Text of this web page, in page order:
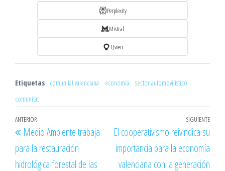
Perplexity
Mistral
Qwen
Etiquetas comunitat valenciana economía
sector automovilístico
comunitat
Navegación
de
entradas
Entrada
anterior
ANTERIOR
Medio Ambiente trabaja
para la restauración
hidrológica forestal de las
SIGUIENTE
El cooperativismo reivindica su
importancia para la economía
valenciana con la generación